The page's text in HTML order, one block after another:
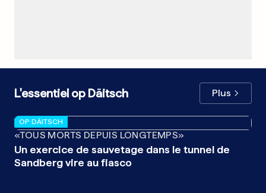
L'essentiel op Däitsch Plus
OP DÄITSCH
«TOUS MORTS DEPUIS LONGTEMPS»
Un exercice de sauvetage dans le tunnel de
Sandberg vire au fiasco